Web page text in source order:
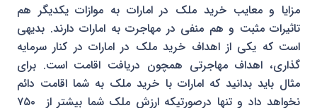
مزایا و معایب خرید ملک در امارات به موازات یکدیگر هم
تاثیرات مثبت و هم منفی در مهاجرت به امارات دارند. بدیهی
است که یکی از اهداف خرید ملک در امارات در کنار سرمایه
گذاری، اهداف مهاجرتی همچون دریافت اقامت است. برای
مثال باید بدانید که امارات با خرید ملک به شما اقامت دائم
نخواهد داد و تنها درصورتیکه ارزش ملک شما بیشتر از ۷۵۰